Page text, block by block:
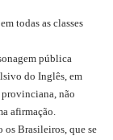
todas as classes
pública
do Inglês, em
não
afirmação.
os Brasileiros, que se